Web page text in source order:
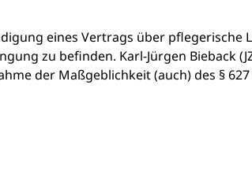
eines Vertrags über pflegerische
zu befinden. Karl-Jürgen Bieback
der Maßgeblichkeit (auch) des § 627